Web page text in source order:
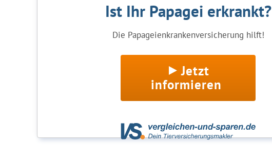
Ist Ihr Papagei erkrankt?
Die Papageienkrankenversicherung hilft!
Jetzt
informieren